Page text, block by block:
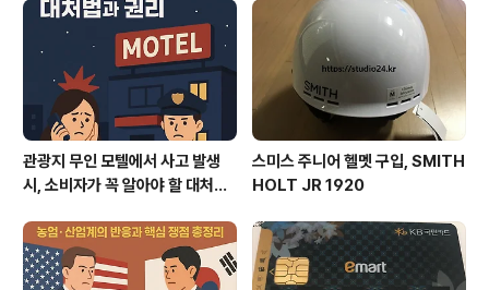
관광지 무인 모텔에서 사고 발생
시, 소비자가 꼭 알아야 할 대처법
스미스 주니어 헬멧 구입, SMITH
HOLT JR 1920